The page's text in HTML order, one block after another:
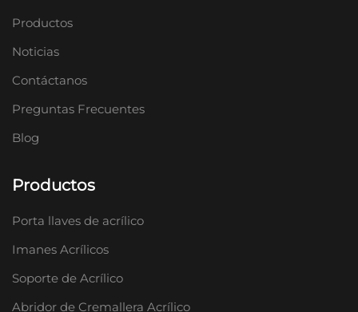
Productos
Noticias
Contáctanos
Preguntas Frecuentes
Blog
Productos
Porta llaves de acrílico
Imanes Acrílicos
Soporte de Acrílico
Abridor de Cremallera Acrílico